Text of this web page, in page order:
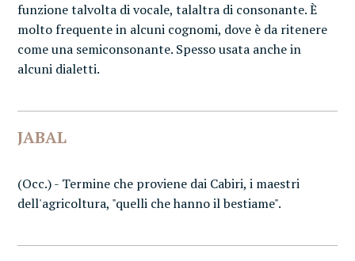
funzione talvolta di vocale, talaltra di consonante. È
molto frequente in alcuni cognomi, dove è da ritenere
come una semiconsonante. Spesso usata anche in
alcuni dialetti.
JABAL
(Occ.) - Termine che proviene dai Cabiri, i maestri
dell'agricoltura, "quelli che hanno il bestiame".